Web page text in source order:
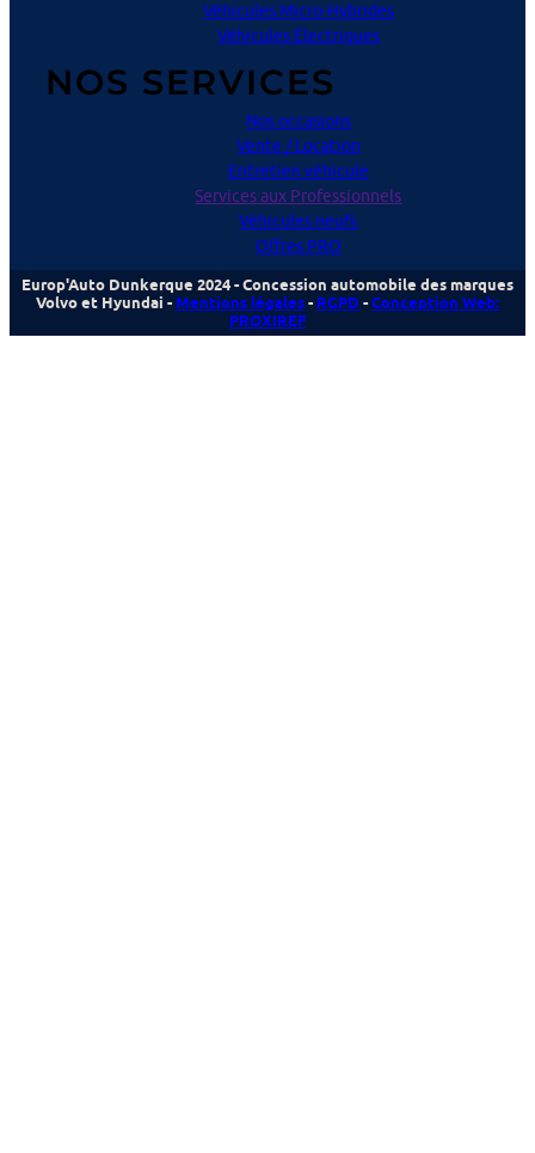
Véhicules Micro-Hybrides
Véhicules Électriques
NOS SERVICES
Nos occasions
Vente / Location
Entretien véhicule
Services aux Professionnels
Véhicules neufs
Offres PRO
Europ'Auto Dunkerque 2024 - Concession automobile des marques
Volvo et Hyundai - Mentions légales - RGPD - Conception Web:
PROXIREF